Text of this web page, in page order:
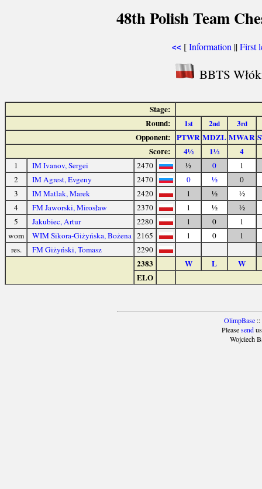
48th Polish Team
<< [Information ||First
BBTS
Stage:
Round:
1st 2nd 3rd
Opponent: PTWR MDZL MWAR
Score:
4½ 1½ 4
1 IM Ivanov, Sergei 2470 ½ 0
1
2
IM Agrest, Evgeny 2470 0 ½
0
3
IM Matlak, Marek 2420 1 ½
½
4
FM Jaworski, Mirosław 2370 1 ½
½
5
Jakubiec, Artur 2280 1 0
1
wom
WIM Sikora-Giżyńska, Bożena 2165 1 0
1
res.
FM Giżyński, Tomasz 2290
2383 W L
W
ELO
OlimpBase::
Pleasesendus
Wojciech